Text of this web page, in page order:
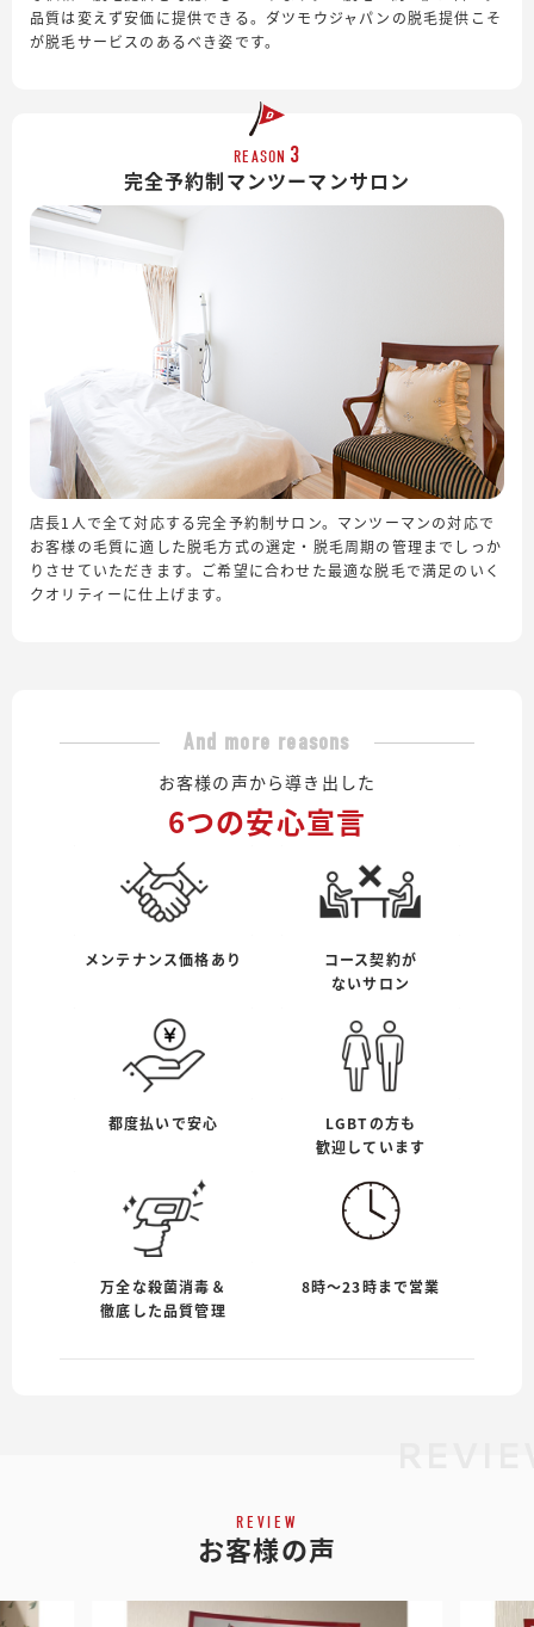
品質は変えず安価に提供できる。ダツモウジャパンの脱毛提供こそ
が脱毛サービスのあるべき姿です。
REASON 3
完全予約制マンツーマンサロン
店長1人で全て対応する完全予約制サロン。マンツーマンの対応で
お客様の毛質に適した脱毛方式の選定・脱毛周期の管理までしっか
りさせていただきます。ご希望に合わせた最適な脱毛で満足のいく
クオリティーに仕上げます。
And more reasons
お客様の声から導き出した
6つの安心宣言
メンテナンス価格あり
コース契約が
ないサロン
都度払いで安心
LGBTの方も
歓迎しています
万全な殺菌消毒＆
徹底した品質管理
8時〜23時まで営業
REVIEW
お客様の声